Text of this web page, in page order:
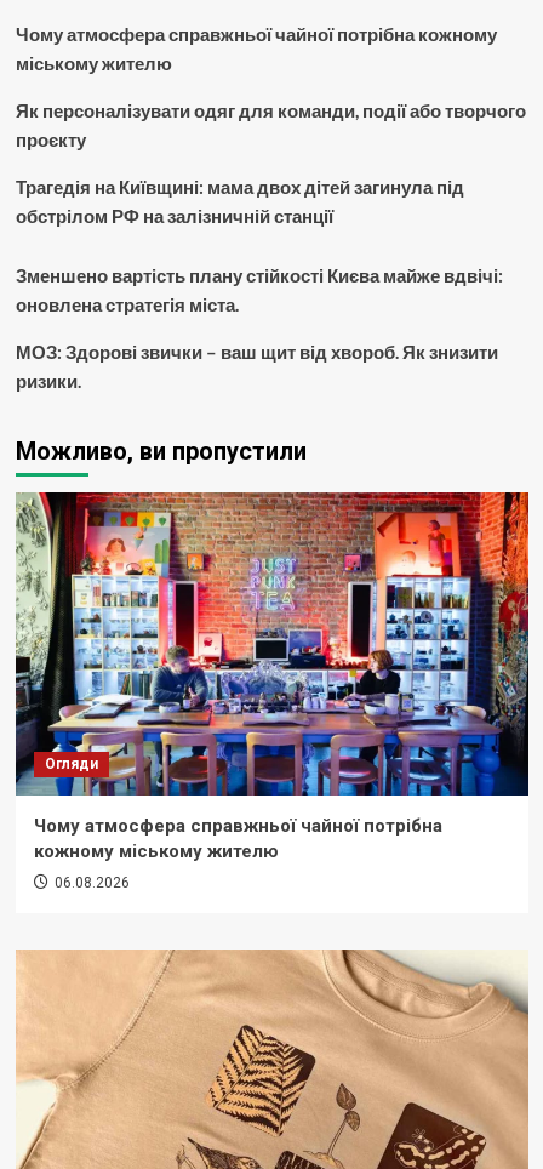
Чому атмосфера справжньої чайної потрібна кожному
міському жителю
Як персоналізувати одяг для команди, події або творчого
проєкту
Трагедія на Київщині: мама двох дітей загинула під
обстрілом РФ на залізничній станції
Зменшено вартість плану стійкості Києва майже вдвічі:
оновлена стратегія міста.
МОЗ: Здорові звички – ваш щит від хвороб. Як знизити
ризики.
Можливо, ви пропустили
Огляди
Чому атмосфера справжньої чайної потрібна
кожному міському жителю
06.08.2026